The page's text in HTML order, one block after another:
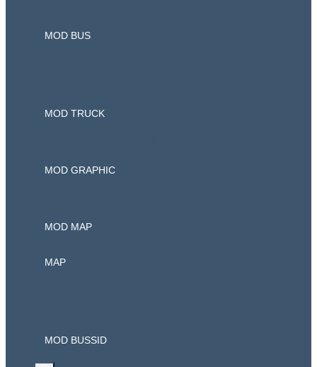
MOD BUS
MOD TRUCK
MOD GRAPHIC
MOD MAP
MAP
MOD BUSSID